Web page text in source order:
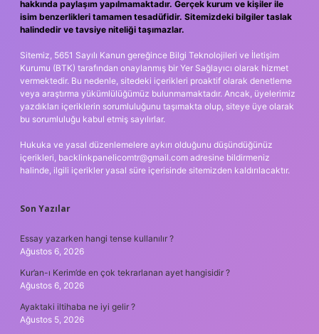
hakkında paylaşım yapılmamaktadır. Gerçek kurum ve kişiler ile
isim benzerlikleri tamamen tesadüfidir. Sitemizdeki bilgiler taslak
halindedir ve tavsiye niteliği taşımazlar.
Sitemiz, 5651 Sayılı Kanun gereğince Bilgi Teknolojileri ve İletişim
Kurumu (BTK) tarafından onaylanmış bir Yer Sağlayıcı olarak hizmet
vermektedir. Bu nedenle, sitedeki içerikleri proaktif olarak denetleme
veya araştırma yükümlülüğümüz bulunmamaktadır. Ancak, üyelerimiz
yazdıkları içeriklerin sorumluluğunu taşımakta olup, siteye üye olarak
bu sorumluluğu kabul etmiş sayılırlar.
Hukuka ve yasal düzenlemelere aykırı olduğunu düşündüğünüz
içerikleri, backlinkpanelicomtr@gmail.com adresine bildirmeniz
halinde, ilgili içerikler yasal süre içerisinde sitemizden kaldırılacaktır.
Son Yazılar
Essay yazarken hangi tense kullanılır ?
Ağustos 6, 2026
Kur’an-ı Kerim’de en çok tekrarlanan ayet hangisidir ?
Ağustos 6, 2026
Ayaktaki iltihaba ne iyi gelir ?
Ağustos 5, 2026